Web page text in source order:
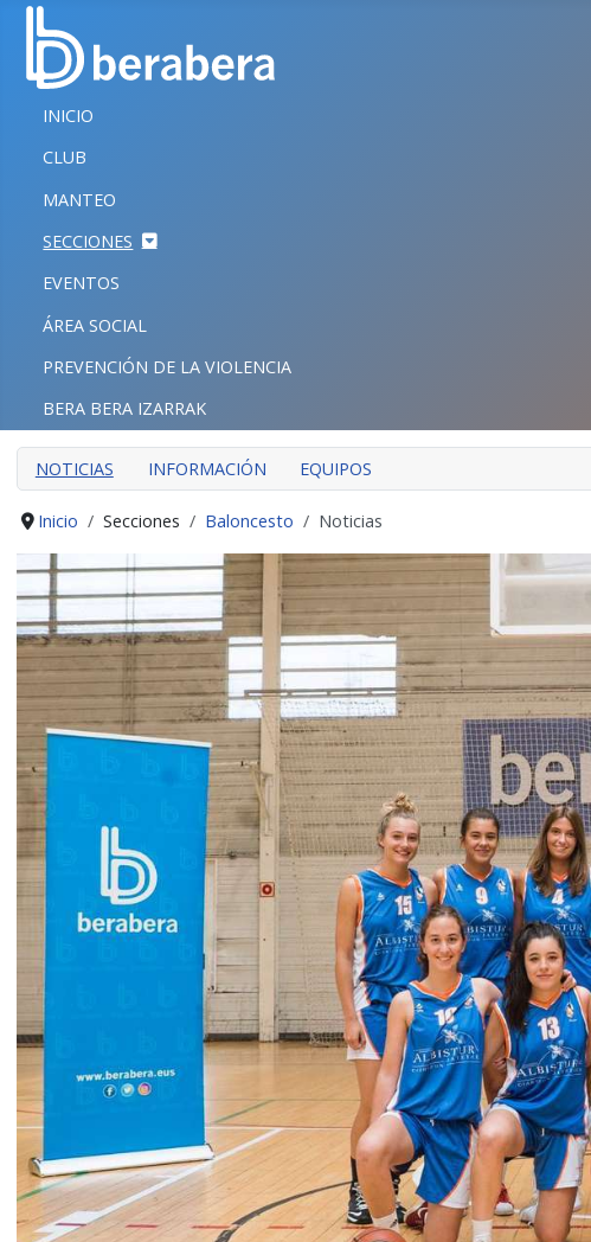
CERRAR
INICIO
CLUB
MANTEO
SECCIONES
EVENTOS
ÁREA SOCIAL
PREVENCIÓN DE LA VIOLENCIA
BERA BERA IZARRAK
INICIO
CLUB
MANTEO
SECCIONES
EVENTOS
ÁREA SOCIAL
PREVENCIÓN DE LA VIOLENCIA
BERA BERA IZARRAK
NOTICIAS INFORMACIÓN EQUIPOS
Inicio Secciones Baloncesto Noticias